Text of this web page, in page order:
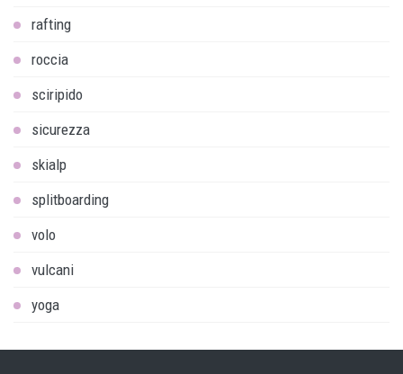
rafting
roccia
sciripido
sicurezza
skialp
splitboarding
volo
vulcani
yoga